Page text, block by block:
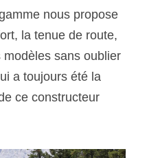
nous propose
la tenue de route,
sans oublier
a toujours été la
ce constructeur